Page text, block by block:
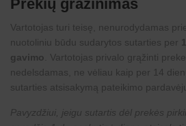
Prekių gražinimas
Vartotojas turi teisę, nenurodydamas
nuotoliniu būdu sudarytos sutarties per
gavimo . Vartotojas privalo grąžinti
nedelsdamas, ne vėliau kaip per 14
sutarties atsisakymą pateikimo
Pavyzdžiui, jeigu sutartis dėl prekės